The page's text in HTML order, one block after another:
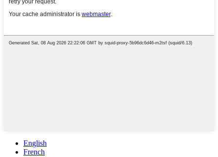
English
French